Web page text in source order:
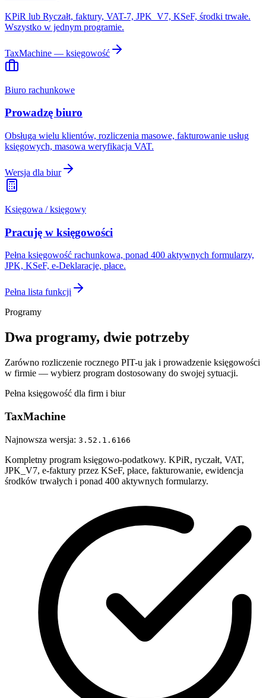
KPiR lub Ryczałt, faktury, VAT-7, JPK_V7, KSeF, środki trwałe.
Wszystko w jednym programie.
TaxMachine — księgowość
Biuro rachunkowe
Prowadzę biuro
Obsługa wielu klientów, rozliczenia masowe, fakturowanie usług
księgowych, masowa weryfikacja VAT.
Wersja dla biur
Księgowa / księgowy
Pracuję w księgowości
Pełna księgowość rachunkowa, ponad 400 aktywnych formularzy,
JPK, KSeF, e-Deklaracje, płace.
Pełna lista funkcji
Programy
Dwa programy, dwie potrzeby
Zarówno rozliczenie rocznego PIT-u jak i prowadzenie księgowości
w firmie — wybierz program dostosowany do swojej sytuacji.
Pełna księgowość dla firm i biur
TaxMachine
Najnowsza wersja: 3.52.1.6166
Kompletny program księgowo-podatkowy. KPiR, ryczałt, VAT,
JPK_V7, e-faktury przez KSeF, płace, fakturowanie, ewidencja
środków trwałych i ponad 400 aktywnych formularzy.